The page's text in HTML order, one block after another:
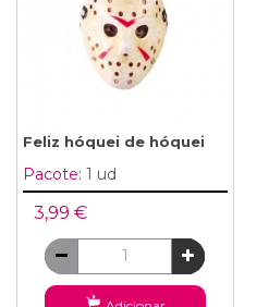
Feliz hóquei de hóquei
Pacote: 1 ud
3,99 €